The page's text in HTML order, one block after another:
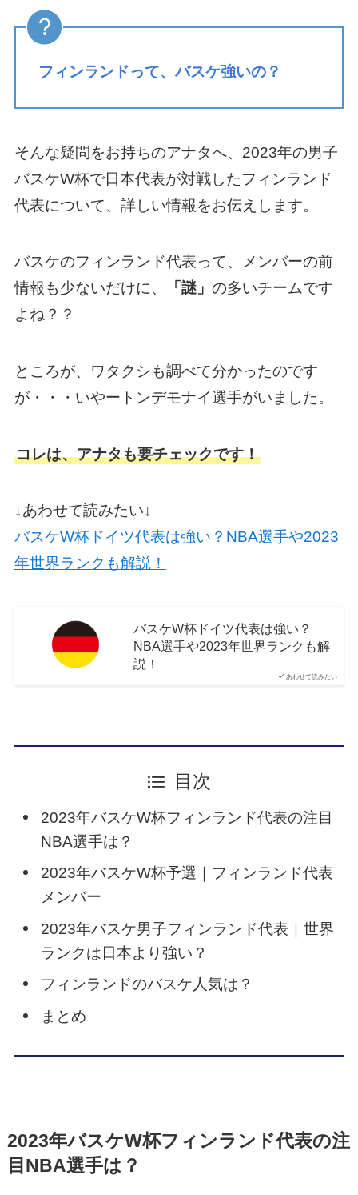
フィンランドって、バスケ強いの？
そんな疑問をお持ちのアナタへ、2023年の男子
バスケW杯で日本代表が対戦したフィンランド
代表について、詳しい情報をお伝えします。
バスケのフィンランド代表って、メンバーの前
情報も少ないだけに、
「謎」 の多いチームです
よね？？
ところが、ワタクシも調べて分かったのです
が・・・いやートンデモナイ選手がいました。
コレは、アナタも要チェックです！
↓あわせて読みたい↓
バスケW杯ドイツ代表は強い？NBA選手や2023
年世界ランクも解説！
あわせて読みたい
バスケW杯ドイツ代表は強い？
NBA選手や2023年世界ランクも解
説！
目次
2023年バスケW杯フィンランド代表の注目
NBA選手は？
2023年バスケW杯予選｜フィンランド代表
メンバー
2023年バスケ男子フィンランド代表｜世界
ランクは日本より強い？
フィンランドのバスケ人気は？
まとめ
2023年バスケW杯フィンランド代表の注
目NBA選手は？